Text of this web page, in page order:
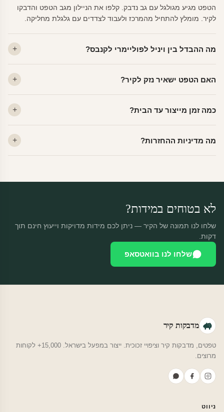
הטפט מגיע מגולגל עם גב נדבק. קלפו את הניילון מגב הטפט והדבקו
לקיר. מומלץ להתחיל מהמרכז ולעבוד לצדדים עם גלגלת מחליקה.
מה ההבדל בין ויניל לפוליימרי לקנבס?
פרמיום. קנבס — בד אמנותי יוקרתי, מט.
האם הטפט ישאיר נזק לקיר?
מתאים לקיר מטויח, גבס, קרמיקה וזכוכית.
כמה זמן מייצור עד הבית?
יוצאות באותו יום.
מה מדיניות ההחזרות?
לא בטוחים במידות?
שלחו לנו תמונה של הקיר — ניתן לכם מידות מדויקות וייעוץ חינם תוך
דקות.
שלחו לנו בוואטסאפ
מדבקות קיר
טפטים, מדבקות קיר וציפויי זכוכית. ייצור במפעל בישראל. 15,000+ לקוחות
מרוצים.
ניווט